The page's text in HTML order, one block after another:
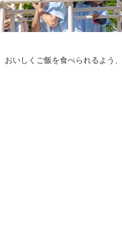
いしくご飯を食べられるよう